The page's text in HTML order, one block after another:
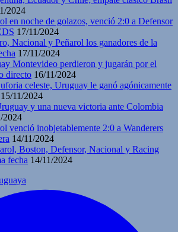
2024
en noche de golazos, venció 2:0 a Defensor
17/11/2024
Nacional y Peñarol los ganadores de la
17/11/2024
Montevideo perdieron y jugarán por el
directo 16/11/2024
celeste, Uruguay le ganó agónicamente
15/11/2024
y una nueva victoria ante Colombia
2024
venció inobjetablemente 2:0 a Wanderers
14/11/2024
Boston, Defensor, Nacional y Racing
fecha 14/11/2024